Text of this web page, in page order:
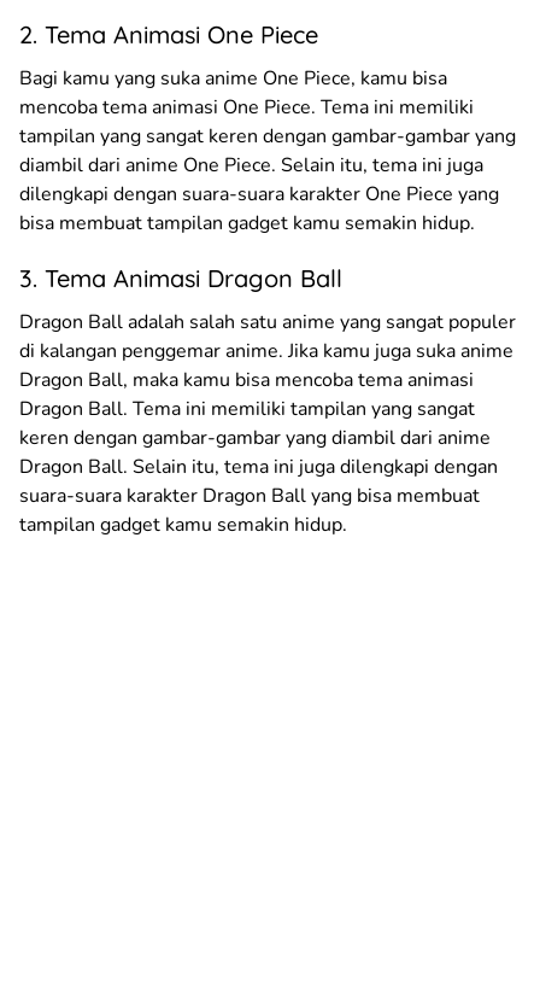
2. Tema Animasi One Piece
Bagi kamu yang suka anime One Piece, kamu bisa
mencoba tema animasi One Piece. Tema ini memiliki
tampilan yang sangat keren dengan gambar-gambar yang
diambil dari anime One Piece. Selain itu, tema ini juga
dilengkapi dengan suara-suara karakter One Piece yang
bisa membuat tampilan gadget kamu semakin hidup.
3. Tema Animasi Dragon Ball
Dragon Ball adalah salah satu anime yang sangat populer
di kalangan penggemar anime. Jika kamu juga suka anime
Dragon Ball, maka kamu bisa mencoba tema animasi
Dragon Ball. Tema ini memiliki tampilan yang sangat
keren dengan gambar-gambar yang diambil dari anime
Dragon Ball. Selain itu, tema ini juga dilengkapi dengan
suara-suara karakter Dragon Ball yang bisa membuat
tampilan gadget kamu semakin hidup.